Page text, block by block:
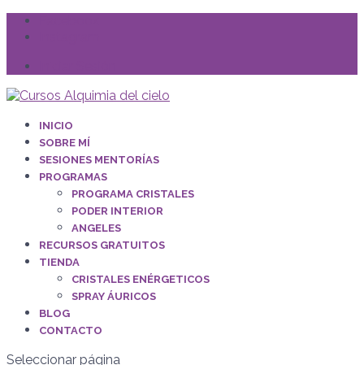
INICIO
SOBRE MÍ
SESIONES MENTORÍAS
PROGRAMAS
PROGRAMA CRISTALES
PODER INTERIOR
ANGELES
RECURSOS GRATUITOS
TIENDA
CRISTALES ENÉRGETICOS
SPRAY ÁURICOS
BLOG
CONTACTO
Seleccionar página